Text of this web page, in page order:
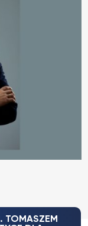
TOMASZEM